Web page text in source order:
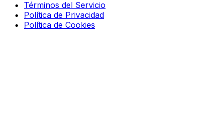
Términos del Servicio
Política de Privacidad
Política de Cookies